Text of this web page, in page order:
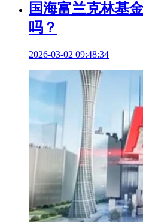
国海富兰克林基
吗？
2026-03-02 09:48:34